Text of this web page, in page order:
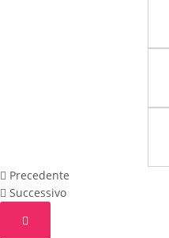
Precedente
Successivo